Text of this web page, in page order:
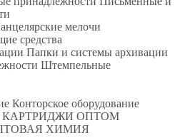
мелочи
средства
Папки и системы архивации
Штемпельные
Конторское оборудование
КАРТРИДЖИ ОПТОМ
ХИМИЯ